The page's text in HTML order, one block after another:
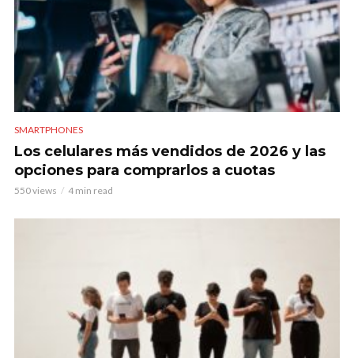
SMARTPHONES
Los celulares más vendidos de 2026 y las
opciones para comprarlos a cuotas
550 views 4 min read